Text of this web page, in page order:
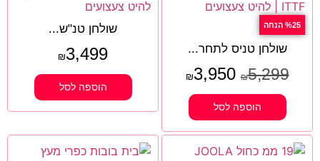
%25 הנחה
שולחן טניס לתחר...
₪5,299
₪3,950
הוספה לסל
שולחן טנ"ש...
₪3,499
הוספה לסל